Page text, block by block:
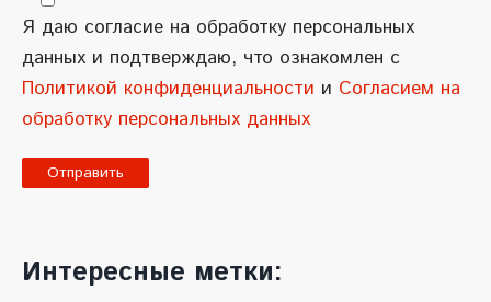
Я даю согласие на обработку персональных
данных и подтверждаю, что ознакомлен с
Политикой конфиденциальности и Согласием на
обработку персональных данных
l
t
Интересные метки: